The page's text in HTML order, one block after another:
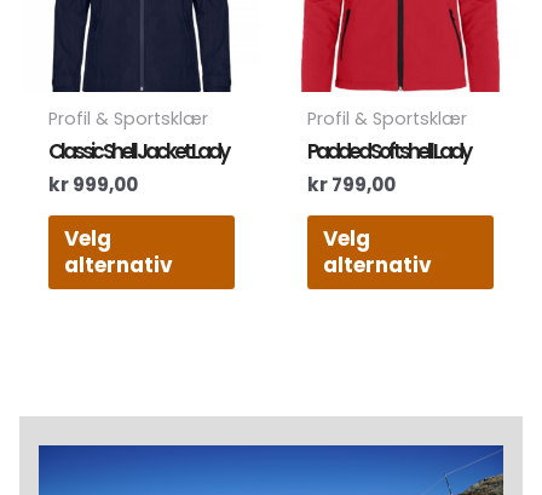
Profil & Sportsklær
Classic Shell Jacket Lady
kr999,00
Velg
alternativ
Alternativene
velges
produktsidenProfil & Sportsklær
Padded Softshell Lady
kr799,00
Velg
alternativ
kan
på